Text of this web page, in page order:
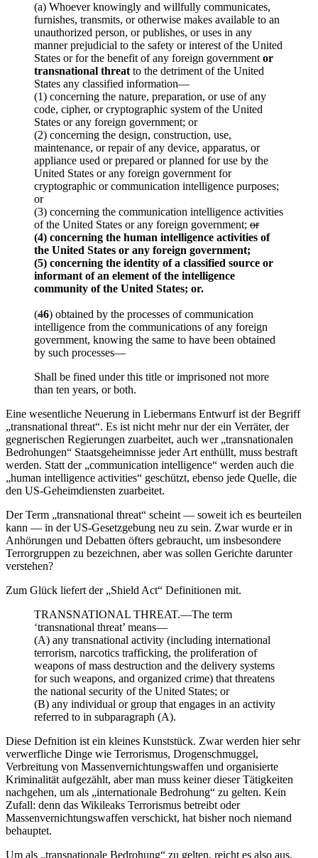
(a) Whoever knowingly and willfully communicates,
furnishes, transmits, or otherwise makes available to an
unauthorized person, or publishes, or uses in any
manner prejudicial to the safety or interest of the United
States or for the benefit of any foreign government or
transnational threat to the detriment of the United
States any classified information—
(1) concerning the nature, preparation, or use of any
code, cipher, or cryptographic system of the United
States or any foreign government; or
(2) concerning the design, construction, use,
maintenance, or repair of any device, apparatus, or
appliance used or prepared or planned for use by the
United States or any foreign government for
cryptographic or communication intelligence purposes;
or
(3) concerning the communication intelligence activities
of the United States or any foreign government; or
(4) concerning the human intelligence activities of
the United States or any foreign government;
(5) concerning the identity of a classified source or
informant of an element of the intelligence
community of the United States; or.
(46) obtained by the processes of communication
intelligence from the communications of any foreign
government, knowing the same to have been obtained
by such processes—
Shall be fined under this title or imprisoned not more
than ten years, or both.
Eine wesentliche Neuerung in Liebermans Entwurf ist der Begriff
„transnational threat“. Es ist nicht mehr nur der ein Verräter, der
gegnerischen Regierungen zuarbeitet, auch wer „transnationalen
Bedrohungen“ Staatsgeheimnisse jeder Art enthüllt, muss bestraft
werden. Statt der „communication intelligence“ werden auch die
„human intelligence activities“ geschützt, ebenso jede Quelle, die
den US-Geheimdiensten zuarbeitet.
Der Term „transnational threat“ scheint — soweit ich es beurteilen
kann — in der US-Gesetzgebung neu zu sein. Zwar wurde er in
Anhörungen und Debatten öfters gebraucht, um insbesondere
Terrorgruppen zu bezeichnen, aber was sollen Gerichte darunter
verstehen?
Zum Glück liefert der „Shield Act“ Definitionen mit.
TRANSNATIONAL THREAT.—The term
‘transnational threat’ means—
(A) any transnational activity (including international
terrorism, narcotics trafficking, the proliferation of
weapons of mass destruction and the delivery systems
for such weapons, and organized crime) that threatens
the national security of the United States; or
(B) any individual or group that engages in an activity
referred to in subparagraph (A).
Diese Defnition ist ein kleines Kunststück. Zwar werden hier sehr
verwerfliche Dinge wie Terrorismus, Drogenschmuggel,
Verbreitung von Massenvernichtungswaffen und organisierte
Kriminalität aufgezählt, aber man muss keiner dieser Tätigkeiten
nachgehen, um als „internationale Bedrohung“ zu gelten. Kein
Zufall: denn das Wikileaks Terrorismus betreibt oder
Massenvernichtungswaffen verschickt, hat bisher noch niemand
behauptet.
Um als „transnationale Bedrohung“ zu gelten, reicht es also aus,